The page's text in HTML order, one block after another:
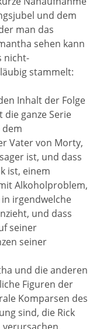
und dem
man das
sehen kann
nicht-
stammelt:
Inhalt der Folge
die ganze Serie
dem
Vater von Morty,
ist, und dass
ist, einem
Alkoholproblem,
irgendwelche
und dass
seiner
seiner
und die anderen
Figuren der
Komparsen des
sind, die Rick